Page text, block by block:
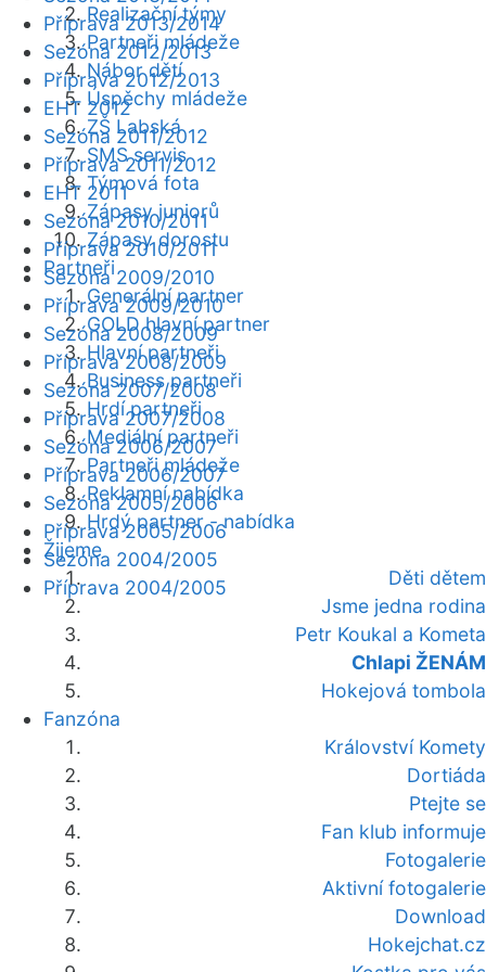
Realizační týmy
Partneři mládeže
Nábor dětí
Úspěchy mládeže
ZŠ Labská
SMS servis
Týmová fota
Zápasy juniorů
Zápasy dorostu
Partneři
Generální partner
GOLD hlavní partner
Hlavní partneři
Business partneři
Hrdí partneři
Mediální partneři
Partneři mládeže
Reklamní nabídka
Hrdý partner - nabídka
Žijeme
Děti dětem
Jsme jedna rodina
Petr Koukal a Kometa
Chlapi ŽENÁM
Hokejová tombola
Fanzóna
Království Komety
Dortiáda
Ptejte se
Fan klub informuje
Fotogalerie
Aktivní fotogalerie
Download
Hokejchat.cz
Příprava 2013/2014
Sezóna 2012/2013
Příprava 2012/2013
EHT 2012
Sezóna 2011/2012
Příprava 2011/2012
EHT 2011
Sezóna 2010/2011
Příprava 2010/2011
Sezóna 2009/2010
Příprava 2009/2010
Sezóna 2008/2009
Příprava 2008/2009
Sezóna 2007/2008
Příprava 2007/2008
Sezóna 2006/2007
Příprava 2006/2007
Sezóna 2005/2006
Příprava 2005/2006
Sezóna 2004/2005
Příprava 2004/2005